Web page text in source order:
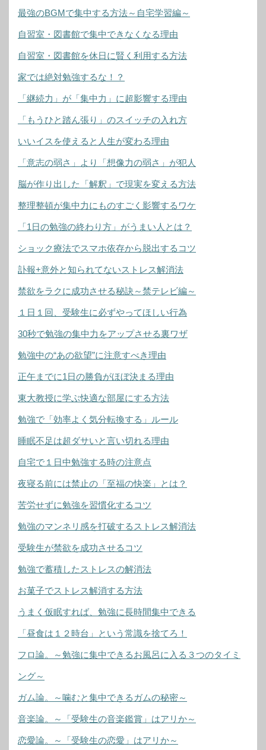
最強のBGMで集中する方法～自宅学習編～
自習室・図書館で集中できなくなる理由
自習室・図書館を休日に賢く利用する方法
家では絶対勉強するな！？
「継続力」が「集中力」に超影響する理由
「もうひと踏ん張り」のスイッチの入れ方
いいイスを使えると人生が変わる理由
「意志の弱さ」より「想像力の弱さ」が犯人
脳が作り出した「解釈」で現実を変える方法
整理整頓が集中力にものすごく影響するワケ
「1日の勉強の終わり方」がうまい人とは？
ショック療法でスマホ依存から脱出するコツ
訃報+意外と知られてないストレス解消法
禁欲をラクに成功させる秘訣～禁テレビ編～
１日１回、受験生に必ずやってほしい行為
30秒で勉強の集中力をアップさせる裏ワザ
勉強中の“あの欲望”に注意すべき理由
正午までに1日の勝負がほぼ決まる理由
東大教授に学ぶ快適な部屋にする方法
勉強で「効率よく気分転換する」ルール
睡眠不足は超ダサいと言い切れる理由
自宅で１日中勉強する時の注意点
夜寝る前には禁止の「至福の快楽」とは？
苦労せずに勉強を習慣化するコツ
勉強のマンネリ感を打破するストレス解消法
受験生が禁欲を成功させるコツ
勉強で蓄積したストレスの解消法
お菓子でストレス解消する方法
うまく仮眠すれば、勉強に長時間集中できる
「昼食は１２時台」という常識を捨てろ！
フロ論。～勉強に集中できるお風呂に入る３つのタイミ
ング～
ガム論。～噛むと集中できるガムの秘密～
音楽論。～「受験生の音楽鑑賞」はアリか～
恋愛論。～「受験生の恋愛」はアリか～